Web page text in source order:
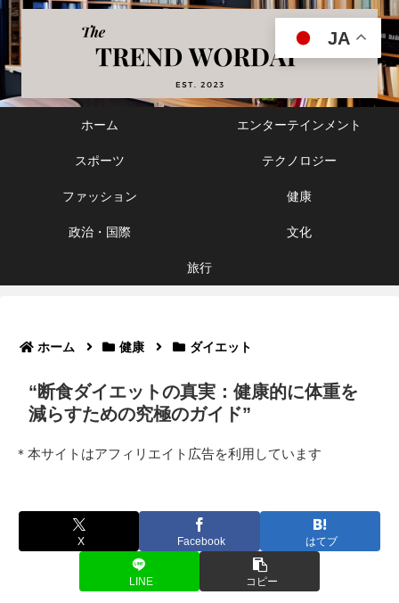
ホーム エンターテインメント
スポーツ テクノロジー
ファッション 健康
政治・国際 文化
旅行
ホーム 健康 ダイエット
“断食ダイエットの真実：健康的に体重を
減らすための究極のガイド”
＊本サイトはアフィリエイト広告を利用しています
X Facebook はてブ
LINE コピー
JA